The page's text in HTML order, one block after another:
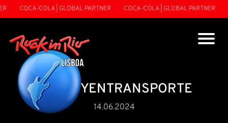
COCA-COLA | GLOBAL PARTNER COCA-COLA | GLOBAL PARTNER
#YOVOYENTRANSPORTE
14.06.2024